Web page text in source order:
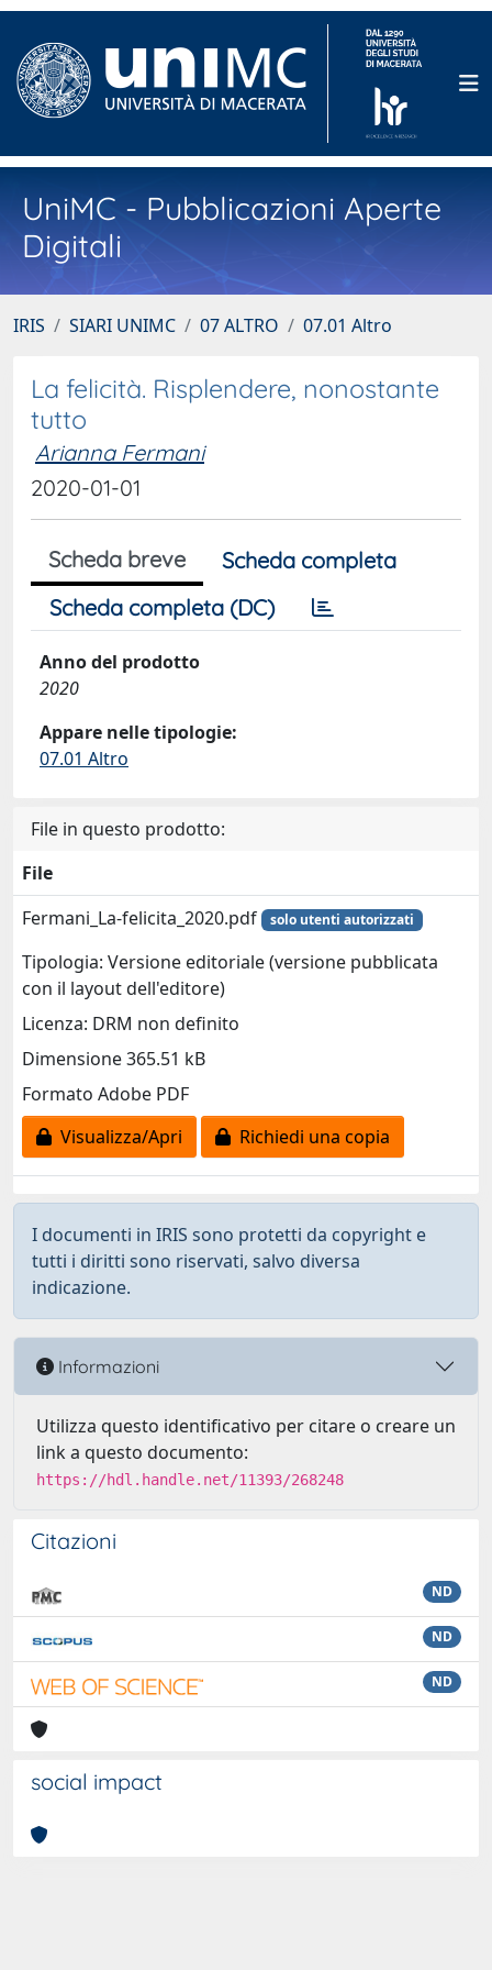
UniMC - Pubblicazioni Aperte
Digitali
IRIS SIARI UNIMC 07 ALTRO 07.01 Altro
La felicità. Risplendere, nonostante
tutto
Arianna Fermani
2020-01-01
Scheda breve
Scheda completa
Scheda completa (DC)
Anno del prodotto
2020
Appare nelle tipologie:
07.01 Altro
File in questo prodotto:
File
Fermani_La-felicita_2020.pdf
solo utenti autorizzati
Tipologia: Versione editoriale (versione pubblicata
con il layout dell'editore)
Licenza: DRM non definito
Dimensione 365.51 kB
Formato Adobe PDF
Visualizza/Apri
Richiedi una copia
I documenti in IRIS sono protetti da copyright e
tutti i diritti sono riservati, salvo diversa
indicazione.
Informazioni
Utilizza questo identificativo per citare o creare un
link a questo documento:
https://hdl.handle.net/11393/268248
Citazioni
ND
ND
ND
social impact